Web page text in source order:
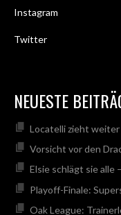
Instagram
Twitter
NEUESTE
Locatelli zieht weiter
Vorsicht vor den
Elsie schlägt sie alle
Playoff-Finale:
Oak League: